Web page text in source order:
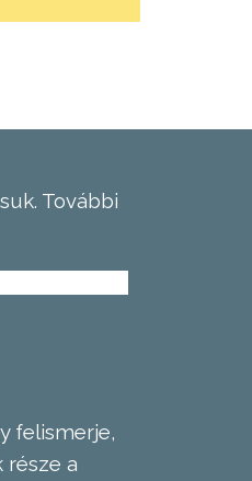
További
felismerje,
része a